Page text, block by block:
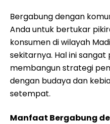
Bergabung dengan
Anda untuk bertukar
konsumen di wilayah
sekitarnya. Hal ini
membangun strategi
dengan budaya dan
setempat.
Manfaat Bergabung